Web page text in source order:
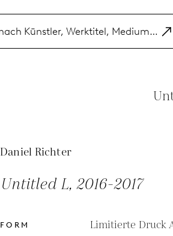
Daniel Richter
Untitled L, 2016-2017
FORM Limitierte Druck